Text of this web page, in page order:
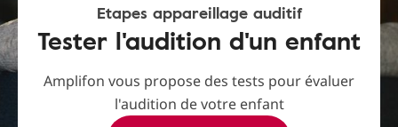
Etapes appareillage auditif
Tester l'audition d'un enfant
Amplifon vous propose des tests pour évaluer
l'audition de votre enfant